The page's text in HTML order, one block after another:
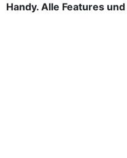
Handy. Alle Features